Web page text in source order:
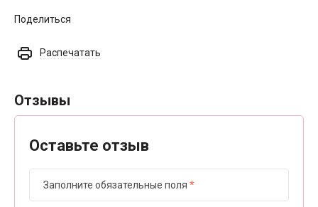
Поделиться
Распечатать
Отзывы
Оставьте отзыв
Заполните обязательные поля *